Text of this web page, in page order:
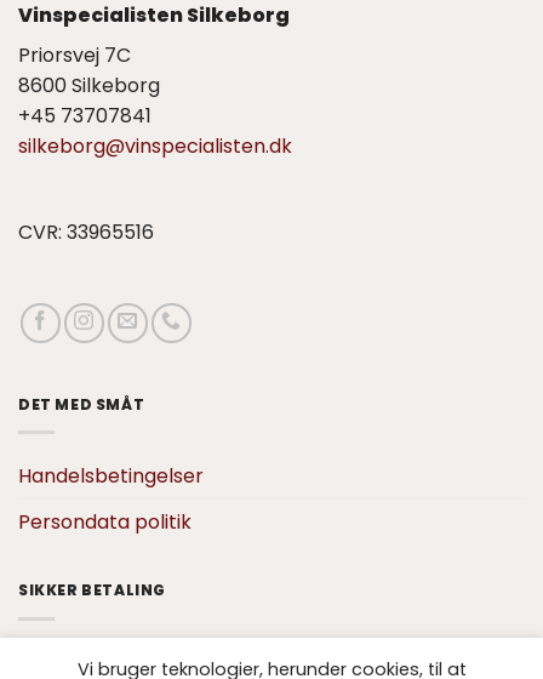
Vinspecialisten Silkeborg
Priorsvej 7C
8600 Silkeborg
+45 73707841
silkeborg@vinspecialisten.dk
CVR: 33965516
DET MED SMÅT
Handelsbetingelser
Persondata politik
SIKKER BETALING
Vi bruger teknologier, herunder cookies, til at